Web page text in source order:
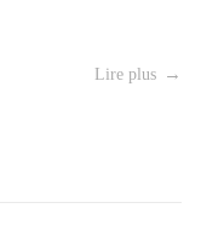
Lire plus